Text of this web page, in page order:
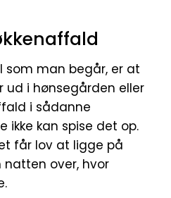
som man begår, er at
ud i hønsegården eller
i sådanne
kan spise det op.
får lov at ligge på
over, hvor